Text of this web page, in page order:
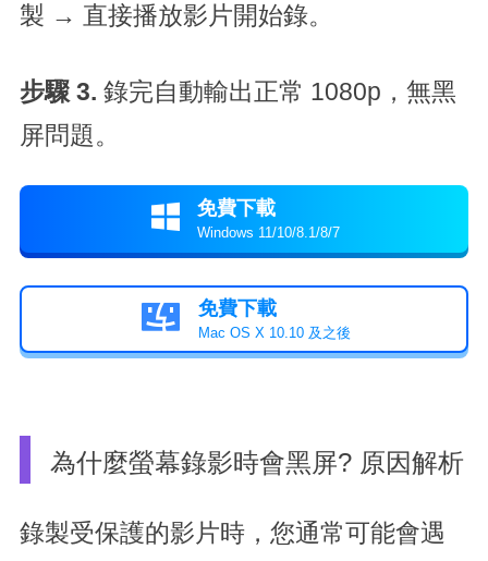
製 → 直接播放影片開始錄。
步驟 3. 錄完自動輸出正常 1080p，無黑
屏問題。
 免費下載
Windows 11/10/8.1/8/7
 免費下載
Mac OS X 10.10 及之後
為什麼螢幕錄影時會黑屏? 原因解析
錄製受保護的影片時，您通常可能會遇